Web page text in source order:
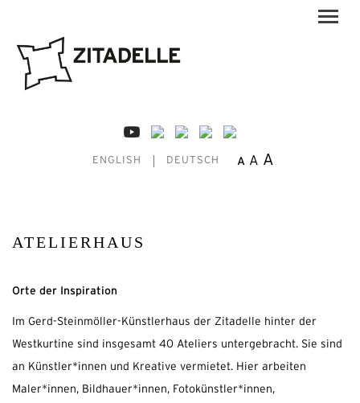
ENGLISH DEUTSCH A A A
ATELIERHAUS
Orte der Inspiration
Im Gerd-Steinmöller-Künstlerhaus der Zitadelle hinter der
Westkurtine sind insgesamt 40 Ateliers untergebracht. Sie sind
an Künstler*innen und Kreative vermietet. Hier arbeiten
Maler*innen, Bildhauer*innen, Fotokünstler*innen,